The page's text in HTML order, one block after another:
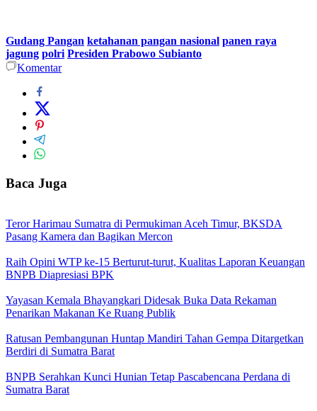
Gudang Pangan ketahanan pangan nasional panen raya
jagung polri Presiden Prabowo Subianto
Komentar
Baca Juga
Teror Harimau Sumatra di Permukiman Aceh Timur, BKSDA
Pasang Kamera dan Bagikan Mercon
Raih Opini WTP ke-15 Berturut-turut, Kualitas Laporan Keuangan
BNPB Diapresiasi BPK
Yayasan Kemala Bhayangkari Didesak Buka Data Rekaman
Penarikan Makanan Ke Ruang Publik
Ratusan Pembangunan Huntap Mandiri Tahan Gempa Ditargetkan
Berdiri di Sumatra Barat
BNPB Serahkan Kunci Hunian Tetap Pascabencana Perdana di
Sumatra Barat